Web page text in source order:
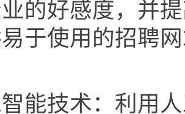
的好感度，并
于使用的招聘
能技术：利用